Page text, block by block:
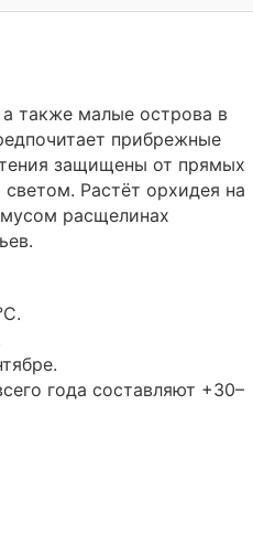
также малые острова в
прибрежные
защищены от прямых
Растёт орхидея на
расщелинах
года составляют +30–